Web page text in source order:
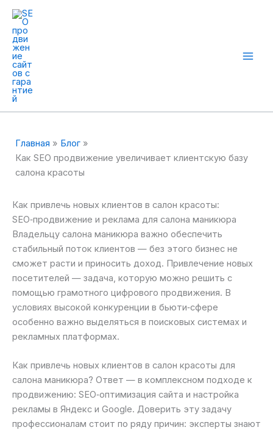
Перейти
содержимому
Главная
Блог
Как SEO продвижение увеличивает клиентскую базу
салона красоты
Как привлечь новых клиентов в салон красоты:
SEO‑продвижение и реклама для салона маникюра
Владельцу салона маникюра важно обеспечить
стабильный поток клиентов — без этого бизнес не
сможет расти и приносить доход. Привлечение новых
посетителей — задача, которую можно решить с
помощью грамотного цифрового продвижения. В
условиях высокой конкуренции в бьюти‑сфере
особенно важно выделяться в поисковых системах и
рекламных платформах.
Как привлечь новых клиентов в салон красоты для
салона маникюра? Ответ — в комплексном подходе к
продвижению: SEO‑оптимизация сайта и настройка
рекламы в Яндекс и Google. Доверить эту задачу
профессионалам стоит по ряду причин: эксперты знают